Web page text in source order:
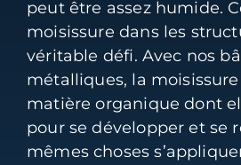
peut être assez humide.
moisissure dans les
véritable défi. Avec nos
métalliques, la
matière organique dont
pour se développer et se
mêmes choses